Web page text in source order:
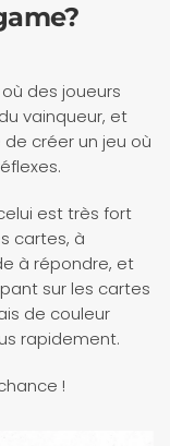
des joueurs
vainqueur, et
créer un jeu où
celui est très fort
cartes, à
à répondre, et
sur les cartes
de couleur
rapidement.
!